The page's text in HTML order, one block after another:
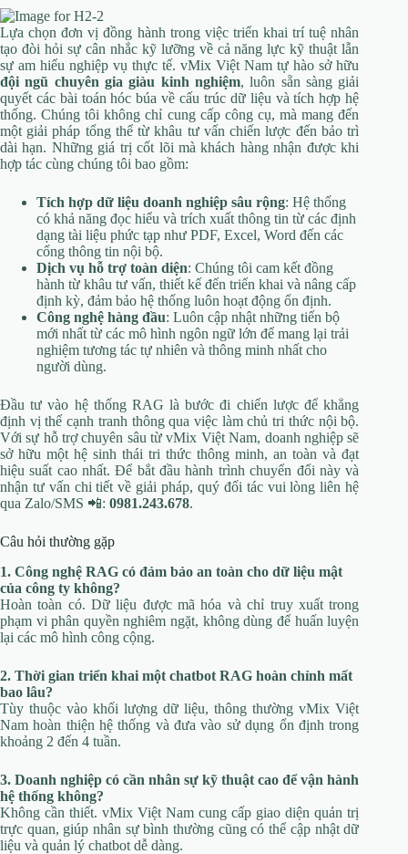
Lựa chọn đơn vị đồng hành trong việc triển khai trí tuệ nhân
tạo đòi hỏi sự cân nhắc kỹ lưỡng về cả năng lực kỹ thuật lẫn
sự am hiểu nghiệp vụ thực tế. vMix Việt Nam tự hào sở hữu
đội ngũ chuyên gia giàu kinh nghiệm, luôn sẵn sàng giải
quyết các bài toán hóc búa về cấu trúc dữ liệu và tích hợp hệ
thống. Chúng tôi không chỉ cung cấp công cụ, mà mang đến
một giải pháp tổng thể từ khâu tư vấn chiến lược đến bảo trì
dài hạn. Những giá trị cốt lõi mà khách hàng nhận được khi
hợp tác cùng chúng tôi bao gồm:
Tích hợp dữ liệu doanh nghiệp sâu rộng: Hệ thống
có khả năng đọc hiểu và trích xuất thông tin từ các định
dạng tài liệu phức tạp như PDF, Excel, Word đến các
cổng thông tin nội bộ.
Dịch vụ hỗ trợ toàn diện: Chúng tôi cam kết đồng
hành từ khâu tư vấn, thiết kế đến triển khai và nâng cấp
định kỳ, đảm bảo hệ thống luôn hoạt động ổn định.
Công nghệ hàng đầu: Luôn cập nhật những tiến bộ
mới nhất từ các mô hình ngôn ngữ lớn để mang lại trải
nghiệm tương tác tự nhiên và thông minh nhất cho
người dùng.
Đầu tư vào hệ thống RAG là bước đi chiến lược để khẳng
định vị thế cạnh tranh thông qua việc làm chủ tri thức nội bộ.
Với sự hỗ trợ chuyên sâu từ vMix Việt Nam, doanh nghiệp sẽ
sở hữu một hệ sinh thái tri thức thông minh, an toàn và đạt
hiệu suất cao nhất. Để bắt đầu hành trình chuyển đổi này và
nhận tư vấn chi tiết về giải pháp, quý đối tác vui lòng liên hệ
qua Zalo/SMS 📲: 0981.243.678.
Câu hỏi thường gặp
1. Công nghệ RAG có đảm bảo an toàn cho dữ liệu mật
của công ty không?
Hoàn toàn có. Dữ liệu được mã hóa và chỉ truy xuất trong
phạm vi phân quyền nghiêm ngặt, không dùng để huấn luyện
lại các mô hình công cộng.
2. Thời gian triển khai một chatbot RAG hoàn chỉnh mất
bao lâu?
Tùy thuộc vào khối lượng dữ liệu, thông thường vMix Việt
Nam hoàn thiện hệ thống và đưa vào sử dụng ổn định trong
khoảng 2 đến 4 tuần.
3. Doanh nghiệp có cần nhân sự kỹ thuật cao để vận hành
hệ thống không?
Không cần thiết. vMix Việt Nam cung cấp giao diện quản trị
trực quan, giúp nhân sự bình thường cũng có thể cập nhật dữ
liệu và quản lý chatbot dễ dàng.